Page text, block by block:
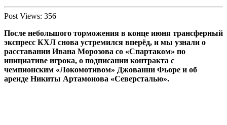
Post Views: 356
После небольшого торможения в конце июня трансферный
экспресс КХЛ снова устремился вперёд, и мы узнали о
расставании Ивана Морозова со «Спартаком» по
инициативе игрока, о подписании контракта с
чемпионским «Локомотивом» Джованни Фьоре и об
аренде Никиты Артамонова «Северсталью».